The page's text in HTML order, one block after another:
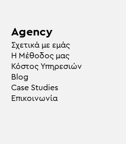
Agency
Σχετικά με εμάς
Η Μέθοδος μας
Κόστος Υπηρεσιών
Blog
Case Studies
Επικοινωνία